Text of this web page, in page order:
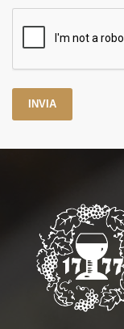
INVIA